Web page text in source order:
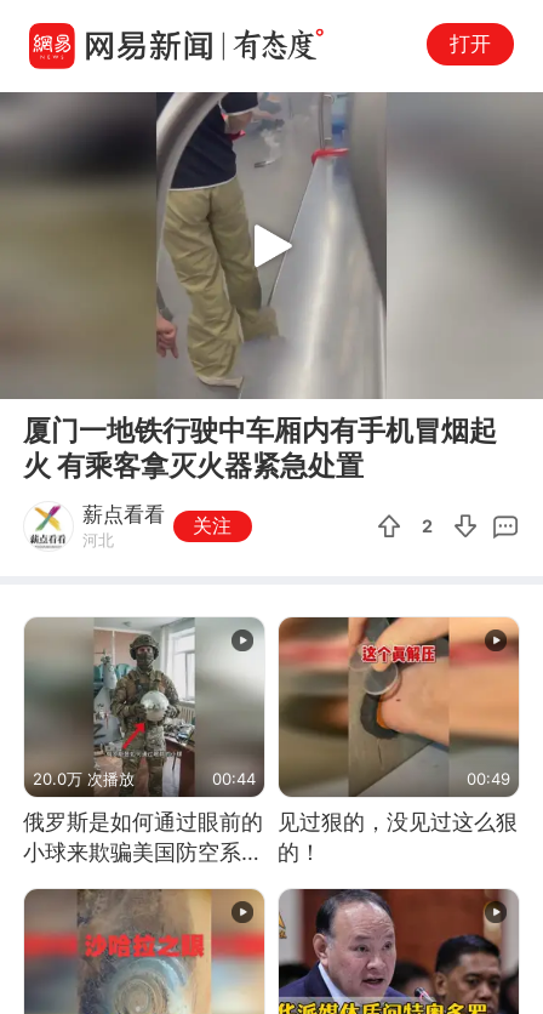
打开
Play
厦门一地铁行驶中车厢内有手机冒烟起
火 有乘客拿灭火器紧急处置
薪点看看
河北
关注 2
20.0万 次播放 00:44
俄罗斯是如何通过眼前的
小球来欺骗美国防空系统
的
00:49
见过狠的，没见过这么狠
的！